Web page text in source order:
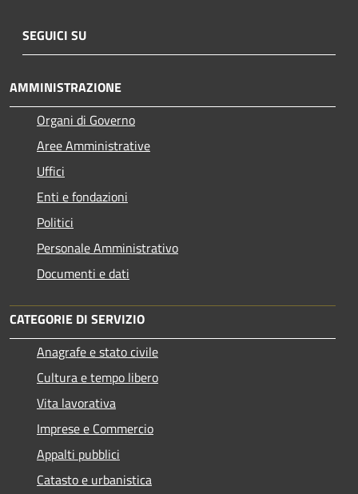
SEGUICI SU
AMMINISTRAZIONE
Organi di Governo
Aree Amministrative
Uffici
Enti e fondazioni
Politici
Personale Amministrativo
Documenti e dati
CATEGORIE DI SERVIZIO
Anagrafe e stato civile
Cultura e tempo libero
Vita lavorativa
Imprese e Commercio
Appalti pubblici
Catasto e urbanistica